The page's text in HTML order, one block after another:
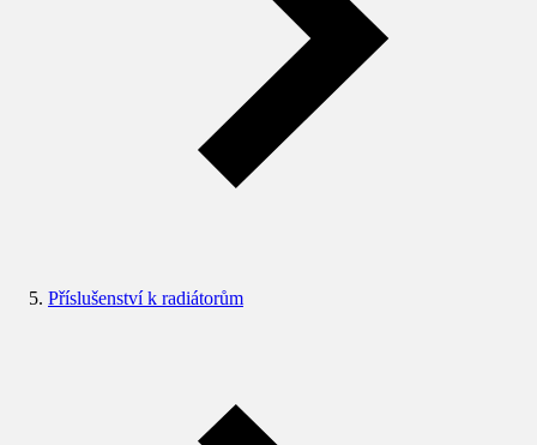
Příslušenství k radiátorům